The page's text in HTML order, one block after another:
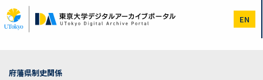
イ
ン
EN
府藩県制史関係